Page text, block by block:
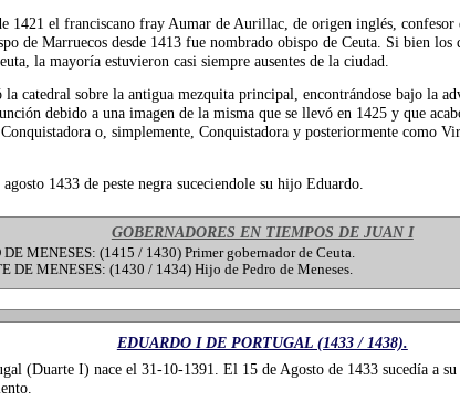
1421 el franciscano fray Aumar de Aurillac, de origen inglés, confesor
de Marruecos desde 1413 fue nombrado obispo de Ceuta. Si bien los
la mayoría estuvieron casi siempre ausentes de la ciudad.
la catedral sobre la antigua mezquita principal, encontrándose bajo la
debido a una imagen de la misma que se llevó en 1425 y que
o, simplemente, Conquistadora y posteriormente como
1433 de peste negra suceciendole su hijo Eduardo.
GOBERNADORES EN TIEMPOS DE JUAN I
DE MENESES: (1415 / 1430) Primer gobernador de Ceuta.
DE MENESES: (1430 / 1434) Hijo de Pedro de Meneses.
EDUARDO I DE PORTUGAL (1433 / 1438).
(Duarte I) nace el 31-10-1391. El 15 de Agosto de 1433 sucedía a